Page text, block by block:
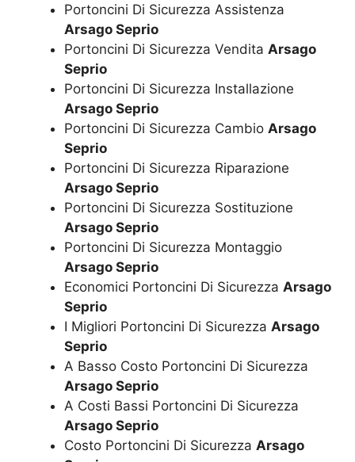
Portoncini Di Sicurezza Assistenza
Arsago Seprio
Portoncini Di Sicurezza Vendita Arsago
Seprio
Portoncini Di Sicurezza Installazione
Arsago Seprio
Portoncini Di Sicurezza Cambio Arsago
Seprio
Portoncini Di Sicurezza Riparazione
Arsago Seprio
Portoncini Di Sicurezza Sostituzione
Arsago Seprio
Portoncini Di Sicurezza Montaggio
Arsago Seprio
Economici Portoncini Di Sicurezza Arsago
Seprio
I Migliori Portoncini Di Sicurezza Arsago
Seprio
A Basso Costo Portoncini Di Sicurezza
Arsago Seprio
A Costi Bassi Portoncini Di Sicurezza
Arsago Seprio
Costo Portoncini Di Sicurezza Arsago